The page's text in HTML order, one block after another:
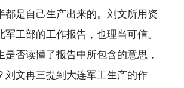
都是自己生产出来的。刘文所用资
工部的工作报告，也理当可信。
是否读懂了报告中所包含的意思，
刘文再三提到大连军工生产的作